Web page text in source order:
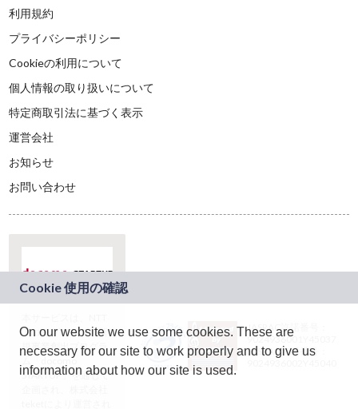
利用規約
プライバシーポリシー
Cookieの利用について
個人情報の取り扱いについて
特定商取引法に基づく表示
運営会社
お知らせ
お問い合わせ
ドコモグループの新
規事業創出プログラ
ム「docomo
STARTUP」を通じて
JASRAC許諾番号：
9024936001Y45037
JASRAC許諾番号：
On our website we use some cookies. These are
necessary for our site to work properly and to give us
information about how our site is used.